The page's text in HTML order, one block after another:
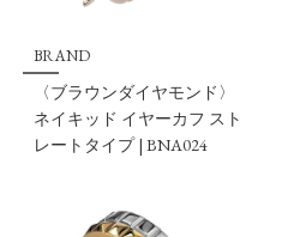
BRAND
〈ブラウンダイヤモンド〉
ネイキッド イヤーカフ スト
レートタイプ | BNA024